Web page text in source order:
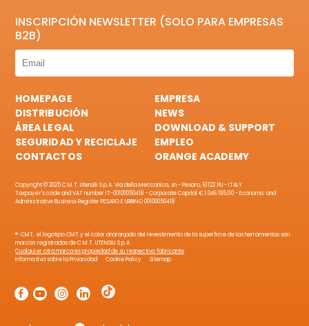
INSCRIPCIÓN NEWSLETTER (SOLO PARA EMPRESAS
B2B)
HOMEPAGE
EMPRESA
DISTRIBUCIÓN
NEWS
ÁREA LEGAL
DOWNLOAD & SUPPORT
SEGURIDAD Y RECICLAJE
EMPLEO
CONTACTOS
ORANGE ACADEMY
Copyright © 2025 C.M.T. Utensili S.p.A. Via della Meccanica, sn - Pesaro, 61122 PU - ITALY
Taxpayer's code and VAT number IT-00100050418 - Corporate Capital € 1.046.195,00 - Economic and
Administrative Business Register PESARO E URBINO 00100050418
®: CMT, el logotipo CMT y el color anaranjado del revestimiento de la superficie de las herramientas son
marcas registradas de C.M.T. UTENSILI S.p.A.
Cualquier otra marca es propiedad de su respectivo fabricante
Informativa sobre la Privacidad
Cookie Policy Sitemap